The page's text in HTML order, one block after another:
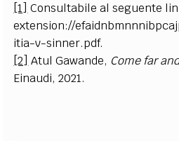
[1] Consultabile al seguente
extension://
itia-v-sinner.pdf.
[2] Atul Gawande, Come far
Einaudi, 2021.